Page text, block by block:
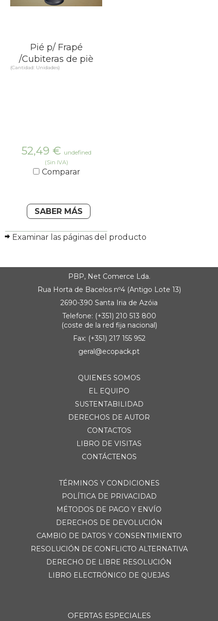
Pié p/ Frapé
/Cubiteras de piè
(Cantidad: Unidades)
52,49 € undefined
(Sin IVA)
Comparar
SABER MÁS
Examinar las páginas del producto
PBP, Net Comerce Lda.
Rua Horta de Bacelos nº4 (Antigo Lote 13)
2690-390 Santa Iria de Azóia
Telefone: (+351) 210 513 800
(coste de la red fija nacional)
Fax: (+351) 217 155 952
geral@ecopack.pt
QUIENES SOMOS
EL EQUIPO
SUSTENTABILIDAD
DERECHOS DE AUTOR
CONTACTOS
LIBRO DE VISITAS
CONTÁCTENOS
TÉRMINOS Y CONDICIONES
POLÍTICA DE PRIVACIDAD
MÉTODOS DE PAGO Y ENVÍO
DERECHOS DE DEVOLUCIÓN
CAMBIO DE DATOS Y CONSENTIMIENTO
RESOLUCIÓN DE CONFLICTO ALTERNATIVA
DERECHO DE LIBRE RESOLUCIÓN
LIBRO ELECTRÓNICO DE QUEJAS
OFERTAS ESPECIALES